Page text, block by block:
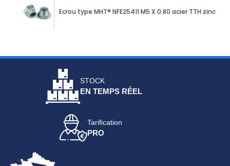
Ecrou type MHT® NFE25411 M5 X 0.80 acier TTH zinc
STOCK
EN TEMPS RÉEL
Tarification
PRO